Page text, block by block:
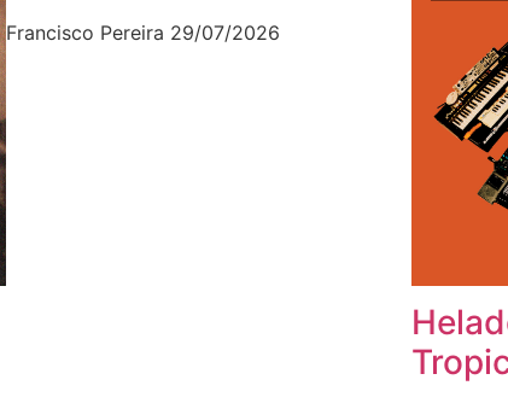
Francisco Pereira 29/07/2026